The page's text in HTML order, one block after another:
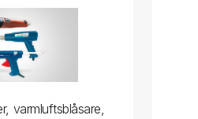
varmluftsblåsare,